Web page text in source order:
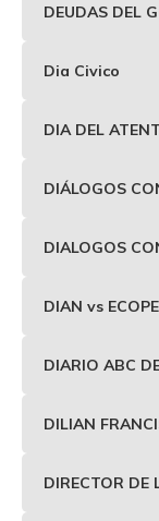
DEUDAS DEL
Dia Civico
DIA DEL
DIÁLOGOS
DIALOGOS
DIAN vs
DIARIO ABC
DILIAN
DIRECTOR DE